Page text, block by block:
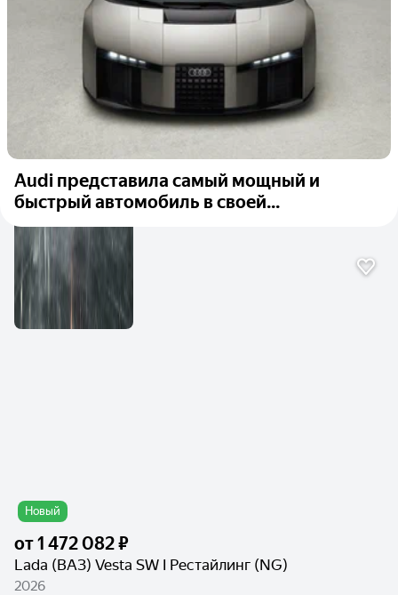
Audi представила самый мощный и
быстрый автомобиль в своей...
Новый
от1 472 082 ₽
Lada (ВАЗ) Vesta SW I Рестайлинг (NG)
2026